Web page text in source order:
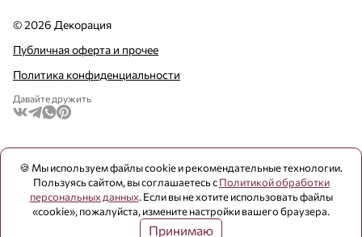
© 2026 Декорация
Публичная оферта и прочее
Политика конфиденциальности
Давайте дружить
🍪 Мы используем файлы cookie и рекомендательные технологии.
Пользуясь сайтом, вы соглашаетесь сПолитикой обработки
персональных данных. Если вы не хотите использовать файлы
«cookie», пожалуйста, измените настройки вашего браузера.
Принимаю